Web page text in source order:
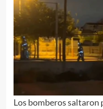
Los bomberos saltaron